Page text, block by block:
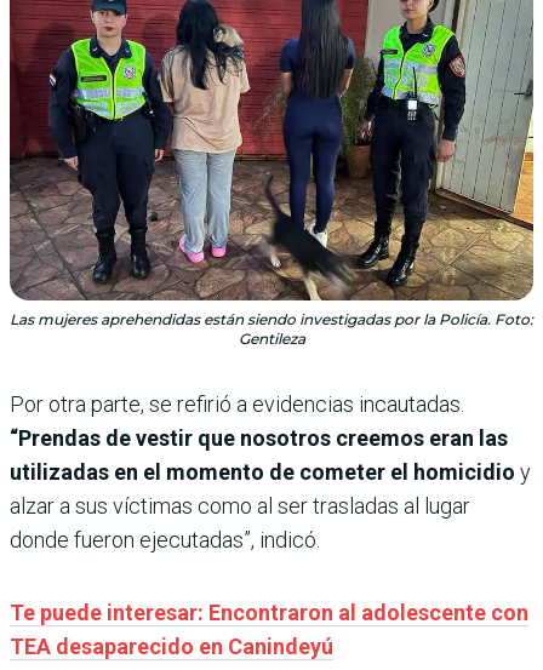
Las mujeres aprehendidas están siendo investigadas por la Policía. Foto:
Gentileza
Por otra parte, se refirió a evidencias incautadas.
“Prendas de vestir que nosotros creemos eran las
utilizadas en el momento de cometer el homicidio y
alzar a sus víctimas como al ser trasladas al lugar
donde fueron ejecutadas”, indicó.
Te puede interesar: Encontraron al adolescente con
TEA desaparecido en Canindeyú